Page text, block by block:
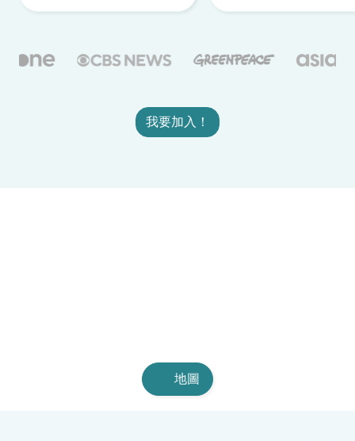
我要加入！
地圖